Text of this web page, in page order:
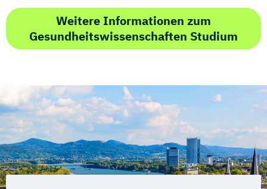
Weitere Informationen zum
Gesundheitswissenschaften Studium